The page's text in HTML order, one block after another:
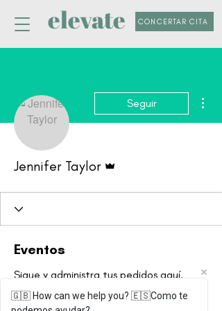
elevate CONCERTAR CITA
Seguir
Jennifer Taylor
Eventos
Sigue y administra tus pedidos aquí.
Próximos
🇬🇧 How can we help you? 🇪🇸Como te